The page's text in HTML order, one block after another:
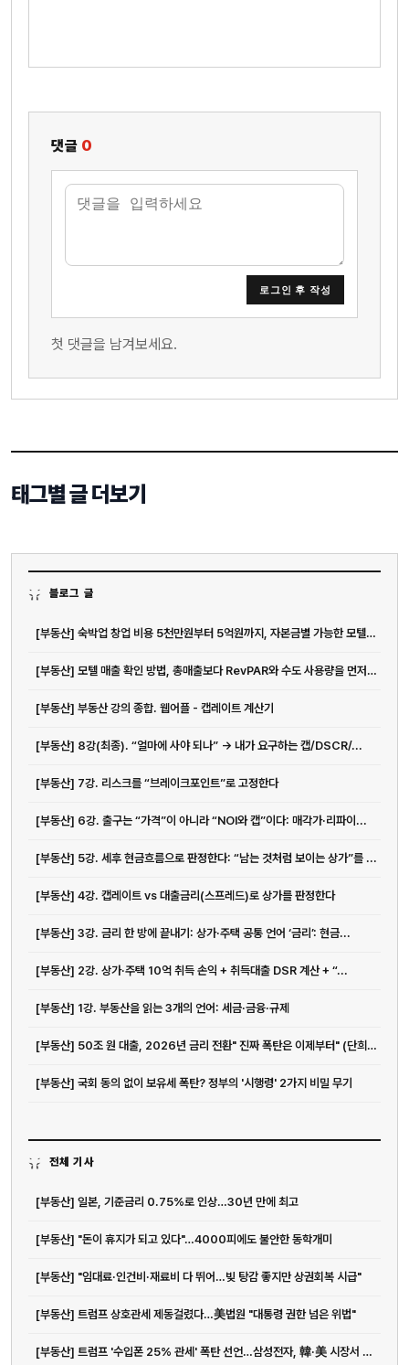
블로그 글
[부동산] 숙박업 창업 비용 5천만원부터 5억원까지, 자본금별 가능한 모텔 운...
[부동산] 모텔 매출 확인 방법, 총매출보다 RevPAR와 수도 사용량을 먼저...
[부동산] 부동산 강의 종합. 웹어플 - 캡레이트 계산기
[부동산] 8강(최종). “얼마에 사야 되나” → 내가 요구하는 캡/DSCR/...
[부동산] 7강. 리스크를 “브레이크포인트”로 고정한다
[부동산] 6강. 출구는 “가격”이 아니라 “NOI와 캡”이다: 매각가·리파이...
[부동산] 5강. 세후 현금흐름으로 판정한다: “남는 것처럼 보이는 상가”를 ...
[부동산] 4강. 캡레이트 vs 대출금리(스프레드)로 상가를 판정한다
[부동산] 3강. 금리 한 방에 끝내기: 상가·주택 공통 언어 ‘금리’: 현금...
[부동산] 2강. 상가·주택 10억 취득 손익 + 취득대출 DSR 계산 + “...
[부동산] 1강. 부동산을 읽는 3개의 언어: 세금·금융·규제
[부동산] 50조 원 대출, 2026년 금리 전환" 진짜 폭탄은 이제부터" (단희쌤)
[부동산] 국회 동의 없이 보유세 폭탄? 정부의 '시행령' 2가지 비밀 무기
전체 기사
[부동산] 일본, 기준금리 0.75%로 인상…30년 만에 최고
[부동산] "돈이 휴지가 되고 있다"…4000피에도 불안한 동학개미
[부동산] "임대료·인건비·재료비 다 뛰어…빚 탕감 좋지만 상권회복 시급"
[부동산] 트럼프 상호관세 제동걸렸다…美법원 "대통령 권한 넘은 위법"
[부동산] 트럼프 '수입폰 25% 관세' 폭탄 선언…삼성전자, 韓·美 시장서 고민 커...
댓글 0
로그인 후 작성
첫 댓글을 남겨보세요.
태그별 글 더보기